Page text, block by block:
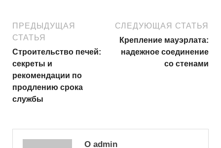
ПРЕДЫДУЩАЯ
СТАТЬЯ
Строительство печей:
секреты и
рекомендации по
продлению срока
службы
СЛЕДУЮЩАЯ СТАТЬЯ
Крепление мауэрлата:
надежное соединение
со стенами
О admin